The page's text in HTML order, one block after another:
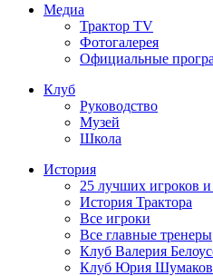
Медиа
Трактор TV
Фотогалерея
Официальные
Клуб
Руководство
Музей
Школа
История
25 лучших игроков
История Трактора
Все игроки
Все главные тренеры
Клуб Валерия
Клуб Юрия